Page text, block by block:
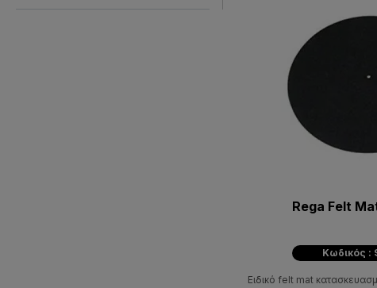
Rega Felt
Κωδικός :
Ειδικό felt mat